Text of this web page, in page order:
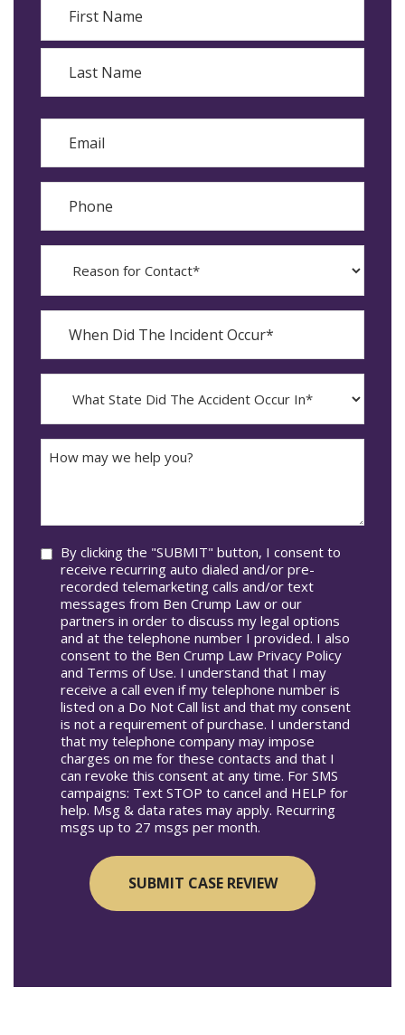
First
Email
Phone
Reason
When
The
Incident
Occur*
YYYY
dash
MM
What
State
The
Accident
How
may
Consent
By clicking the "SUBMIT" button, I consent to
receive recurring auto dialed and/or pre-
recorded telemarketing calls and/or text
messages from Ben Crump Law or our
partners in order to discuss my legal options
and at the telephone number I provided. I also
consent to the Ben Crump Law Privacy Policy
and Terms of Use. I understand that I may
receive a call even if my telephone number is
listed on a Do Not Call list and that my consent
is not a requirement of purchase. I understand
that my telephone company may impose
charges on me for these contacts and that I
can revoke this consent at any time. For SMS
campaigns: Text STOP to cancel and HELP for
help. Msg & data rates may apply. Recurring
msgs up to 27 msgs per month.